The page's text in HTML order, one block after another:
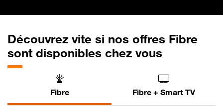
Découvrez vite si nos offres Fibre
sont disponibles chez vous
Fibre Fibre + Smart TV